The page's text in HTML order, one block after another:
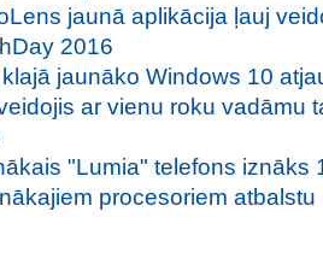
jaunā aplikācija ļauj
2016
jaunāko Windows 10
ar vienu roku vadāmu
"Lumia" telefons iznāks
procesoriem